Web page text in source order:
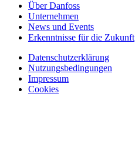
Über Danfoss
Unternehmen
News und Events
Erkenntnisse für die Zukunft
Datenschutzerklärung
Nutzungsbedingungen
Impressum
Cookies